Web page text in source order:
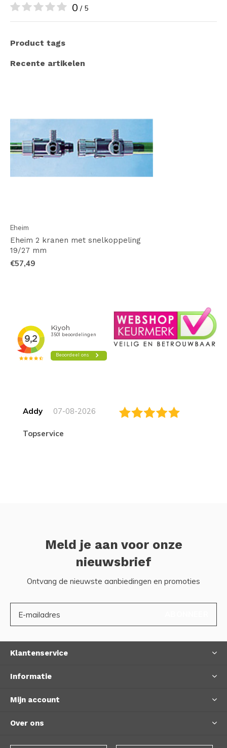
0 / 5
Product tags
Recente artikelen
Eheim
Eheim 2 kranen met snelkoppeling
19/27 mm
€57,49
Addy 07-08-2026
topservice
Meld je aan voor onze
nieuwsbrief
Ontvang de nieuwste aanbiedingen en promoties
Klantenservice
Informatie
Mijn account
Over ons